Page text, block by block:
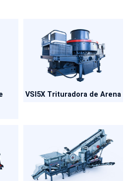
VSI5X Trituradora de Arena